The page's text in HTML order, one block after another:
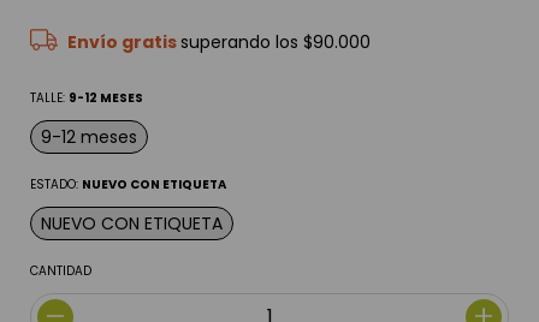
Envío gratissuperando los$90.000
TALLE: 9-12 MESES
9-12 meses
ESTADO: NUEVO CON ETIQUETA
NUEVO CON ETIQUETA
CANTIDAD